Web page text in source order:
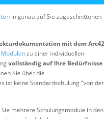
in genau auf Sie zugeschnittenen
mit dem
zu einer individuellen
vollständig auf Ihre Bedürfnisse
Sie über die
ist keine Standardschulung "von der
mehrere Schulungsmodule in den